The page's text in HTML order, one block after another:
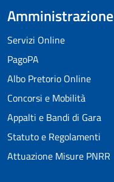
Amministrazione
Servizi Online
PagoPA
Albo Pretorio Online
Concorsi e Mobilità
Appalti e Bandi di Gara
Statuto e Regolamenti
Attuazione Misure PNRR